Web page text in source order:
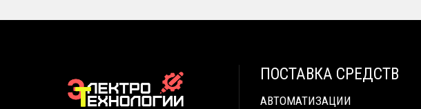
ПОСТАВКА СРЕДСТВ
АВТОМАТИЗАЦИИ